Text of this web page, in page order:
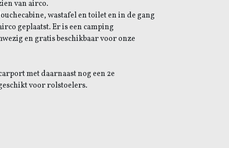
van airco.
wastafel en toilet en in de gang
geplaatst. Er is een camping
en gratis beschikbaar voor onze
met daarnaast nog een 2e
voor rolstoelers.